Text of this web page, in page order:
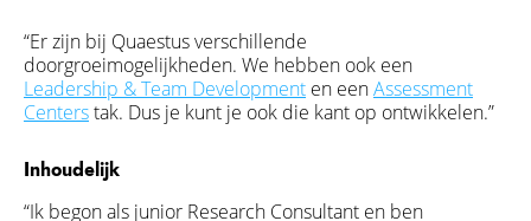
“Er zijn bij Quaestus verschillende
doorgroeimogelijkheden. We hebben ook een
Leadership & Team Development en eenAssessment
Centerstak. Dus je kunt je ook die kant op ontwikkelen.”
Inhoudelijk
“Ik begon als junior Research Consultant en ben